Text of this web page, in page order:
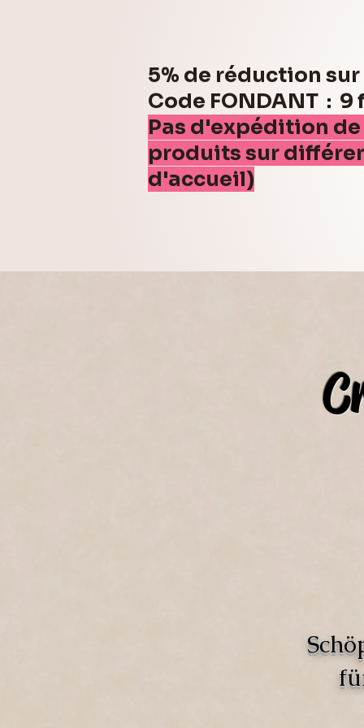
5% de réduction
Code FONDANT : 9
Pas d'expédition
produits sur
d'accueil)